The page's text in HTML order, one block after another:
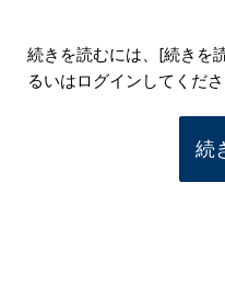
続きを読むには、[続きを
るいはログインしてくださ
続